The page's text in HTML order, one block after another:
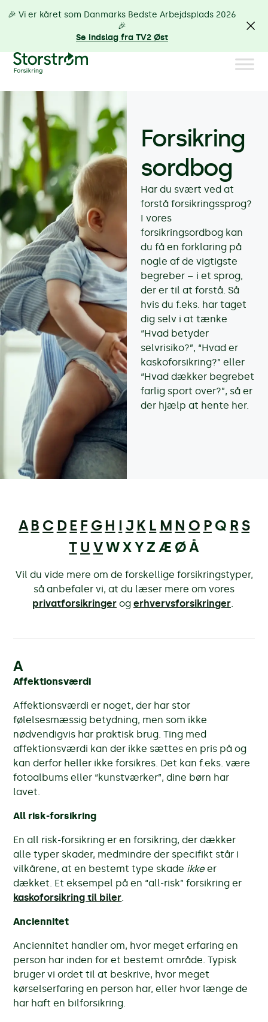
Forsikring
sordbog
Har du svært ved at
forstå forsikringssprog?
I vores
forsikringsordbog kan
du få en forklaring på
nogle af de vigtigste
begreber – i et sprog,
der er til at forstå. Så
hvis du f.eks. har taget
dig selv i at tænke
“Hvad betyder
selvrisiko?”, “Hvad er
kaskoforsikring?” eller
“Hvad dækker begrebet
farlig sport over?”, så er
der hjælp at hente her.
AB C D E F G H I J K L M N O PQ R S
T U VW XY Z Æ Ø Å
Vil du vide mere om de forskellige forsikringstyper,
så anbefaler vi, at du læser mere om vores
privatforsikringer og erhvervsforsikringer
A
Affektionsværdi
Affektionsværdi er noget, der har stor
følelsesmæssig betydning, men som ikke
nødvendigvis har praktisk brug. Ting med
affektionsværdi kan der ikke sættes en pris på og
kan derfor heller ikke forsikres. Det kan f.eks. være
fotoalbums eller “kunstværker”, dine børn har
lavet.
All risk-forsikring
En all risk-forsikring er en forsikring, der dækker
alle typer skader, medmindre der specifikt står i
vilkårene, at en bestemt type skade ikkeer
dækket. Et eksempel på en “all-risk” forsikring er
kaskoforsikring til biler
Anciennitet
Anciennitet handler om, hvor meget erfaring en
person har inden for et bestemt område. Typisk
bruger vi ordet til at beskrive, hvor meget
kørselserfaring en person har, eller hvor længe de
har haft en bilforsikring.
🎉 Vi er kåret som Danmarks Bedste Arbejdsplads 2026
🎉
Se indslag fra TV2 Øst